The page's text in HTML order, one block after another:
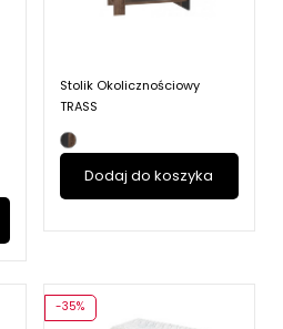
Stolik Okolicznościowy
TRASS
Dodaj do koszyka
-35%